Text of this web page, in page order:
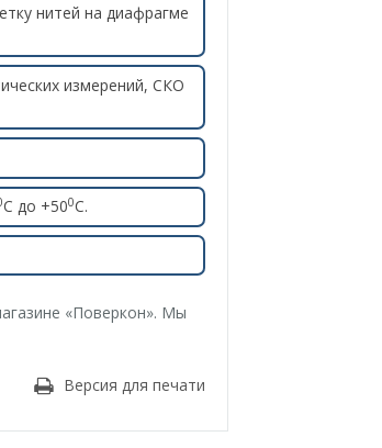
нитей на диафрагме
измерений, СКО
С до +500С.
«Поверкон». Мы
Версия для печати